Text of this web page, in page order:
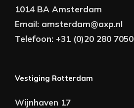
1014 BA Amsterdam
Email: amsterdam@axp.nl
Telefoon: +31 (0)20 280 7050
Vestiging Rotterdam
Wijnhaven 17